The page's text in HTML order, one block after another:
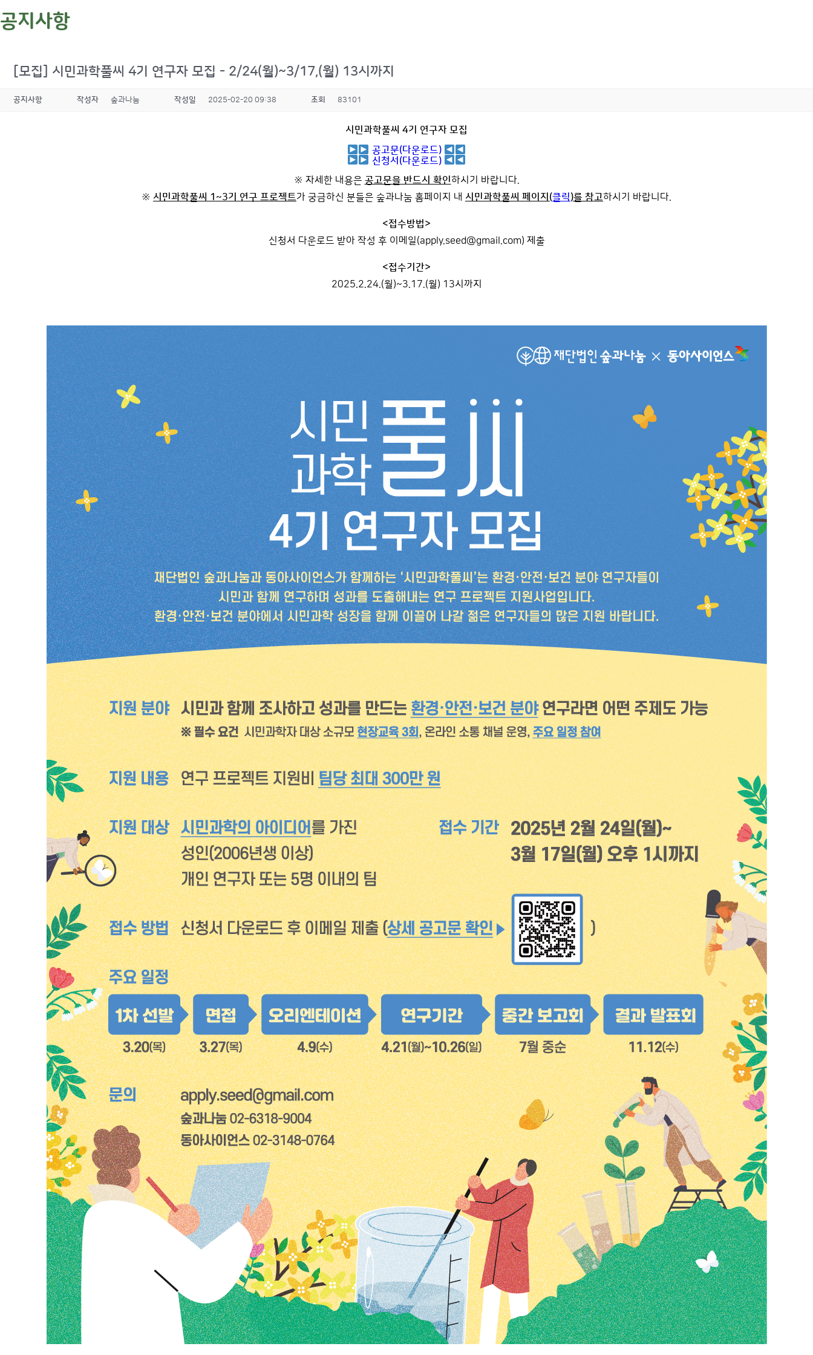
공지사항
[모집] 시민과학풀씨 4기 연구자 모집 - 2/24(월)~3/17,(월) 13시까지
공지사항 작성자 숲과나눔 작성일 2025-02-20 09:38 조회 83101
시민과학풀씨 4기 연구자 모집
공고문(다운로드)
신청서(다운로드)
※ 자세한 내용은 공고문을 반드시 확인하시기 바랍니다.
※ 시민과학풀씨 1~3기 연구 프로젝트가 궁금하신 분들은 숲과나눔 홈페이지 내 시민과학풀씨 페이지(클릭)를 참고하시기 바랍니다.
<접수방법>
신청서 다운로드 받아 작성 후 이메일(apply.seed@gmail.com) 제출
<접수기간>
2025.2.24.(월)~3.17.(월) 13시까지